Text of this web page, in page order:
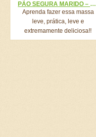
PÃO SEGURA MARIDO – RECEITA PARA PRENDER O MARIDO EM CASA
Aprenda fazer essa massa
leve, prática, leve e
extremamente deliciosa!!
Veja também:...